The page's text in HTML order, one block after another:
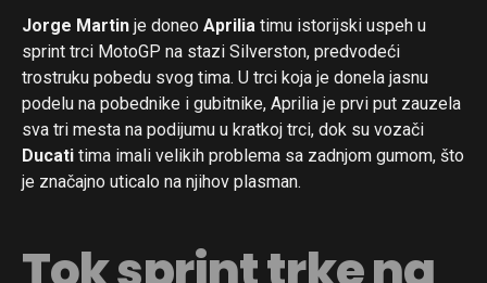
Jorge Martin je doneo Aprilia timu istorijski uspeh u
sprint trci MotoGP na stazi Silverston, predvodeći
trostruku pobedu svog tima. U trci koja je donela jasnu
podelu na pobednike i gubitnike, Aprilia je prvi put zauzela
sva tri mesta na podijumu u kratkoj trci, dok su vozači
Ducati tima imali velikih problema sa zadnjom gumom, što
je značajno uticalo na njihov plasman.